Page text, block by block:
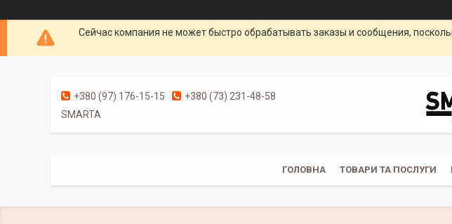
Сейчас компания не может быстро обрабатывать заказы и сообщения,
+380 (97) 176-15-15
+380 (73) 231-48-58
SMARTA
ГОЛОВНА ТОВАРИ ТА ПОСЛУГИ